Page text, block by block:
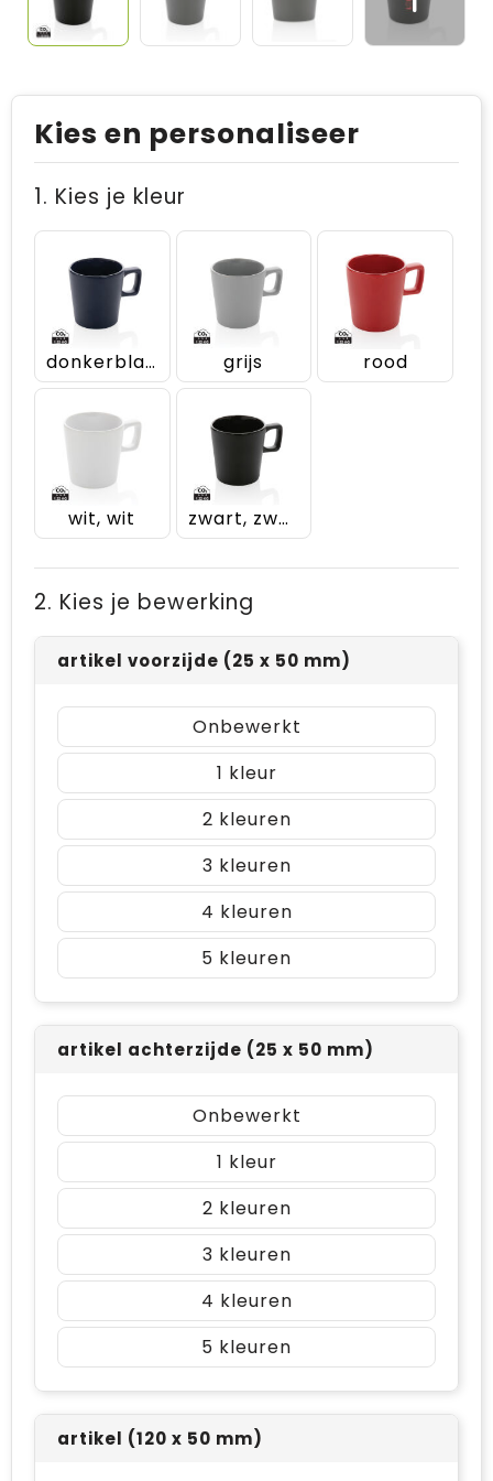
Kies en personaliseer
1. Kies je kleur
donkerblauw grijs rood
wit, wit zwart, zwart
2. Kies je bewerking
artikel voorzijde (25 x 50 mm)
Onbewerkt
1
2
3
4
5
artikel achterzijde (25 x 50 mm)
Onbewerkt
1
2
3
4
5
artikel (120 x 50 mm)